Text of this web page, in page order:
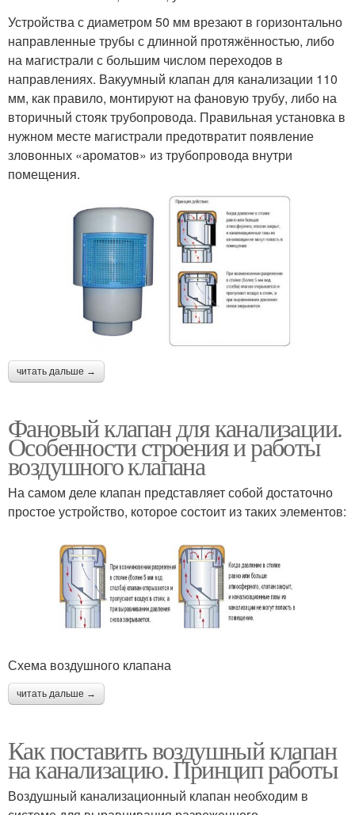
Устройства с диаметром 50 мм врезают в горизонтально
направленные трубы с длинной протяжённостью, либо
на магистрали с большим числом переходов в
направлениях. Вакуумный клапан для канализации 110
мм, как правило, монтируют на фановую трубу, либо на
вторичный стояк трубопровода. Правильная установка в
нужном месте магистрали предотвратит появление
зловонных «ароматов» из трубопровода внутри
помещения.
читать дальше →
Фановый клапан для канализации.
Особенности строения и работы
воздушного клапана
На самом деле клапан представляет собой достаточно
простое устройство, которое состоит из таких элементов:
Схема воздушного клапана
читать дальше →
Как поставить воздушный клапан
на канализацию. Принцип работы
Воздушный канализационный клапан необходим в